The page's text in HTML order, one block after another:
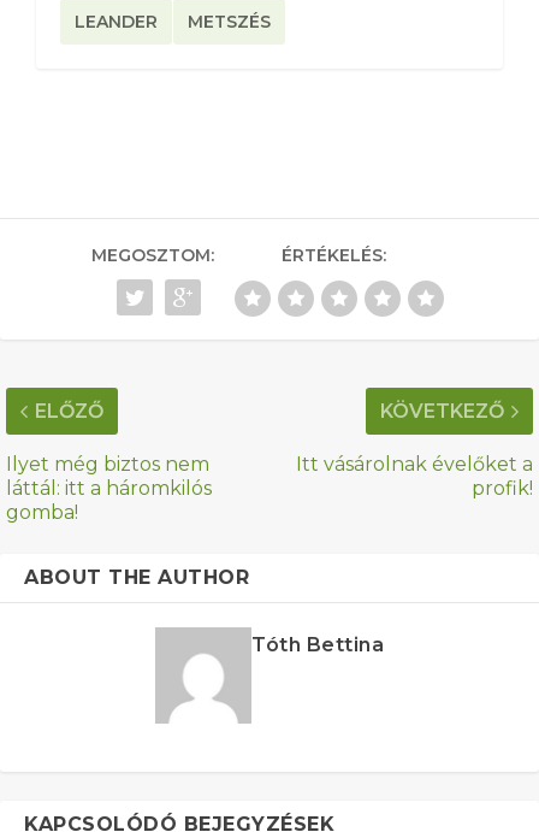
LEANDER METSZÉS
MEGOSZTOM: ÉRTÉKELÉS:
ELŐZŐ
Ilyet még biztos nem
láttál: itt a háromkilós
gomba!
KÖVETKEZŐ
Itt vásárolnak évelőket a
profik!
ABOUT THE AUTHOR
Tóth Bettina
KAPCSOLÓDÓ BEJEGYZÉSEK